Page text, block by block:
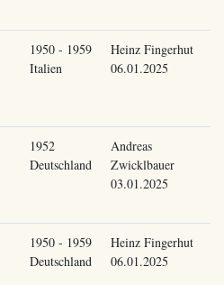
1950 - 1959
Italien
Heinz Fingerhut
06.01.2025
1952
Deutschland
Andreas
Zwicklbauer
03.01.2025
1950 - 1959
Deutschland
Heinz Fingerhut
06.01.2025